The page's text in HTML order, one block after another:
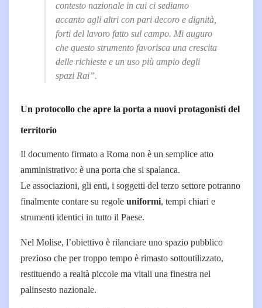
contesto nazionale in cui ci sediamo
accanto agli altri con pari decoro e dignità,
forti del lavoro fatto sul campo. Mi auguro
che questo strumento favorisca una crescita
delle richieste e un uso più ampio degli
spazi Rai”.
Un protocollo che apre la porta a nuovi protagonisti del
territorio
Il documento firmato a Roma non è un semplice atto
amministrativo: è una porta che si spalanca.
Le associazioni, gli enti, i soggetti del terzo settore potranno
finalmente contare su regole uniformi, tempi chiari e
strumenti identici in tutto il Paese.
Nel Molise, l’obiettivo è rilanciare uno spazio pubblico
prezioso che per troppo tempo è rimasto sottoutilizzato,
restituendo a realtà piccole ma vitali una finestra nel
palinsesto nazionale.